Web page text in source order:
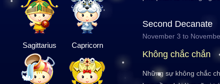
Sagittarius Capricorn
Second Decanate
November 3 to
Không chắc chắn
Những sự không chắc